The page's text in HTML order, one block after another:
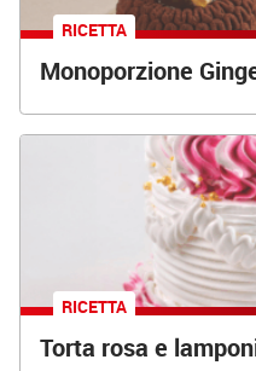
RICETTA
Monoporzione
RICETTA
Torta rosa e